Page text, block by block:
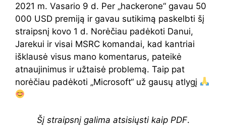
2021 m. Vasario 9 d. Per „hackerone“ gavau 50
000 USD premiją ir gavau sutikimą paskelbti šį
straipsnį kovo 1 d. Norėčiau padėkoti Danui,
Jarekui ir visai MSRC komandai, kad kantriai
išklausė visus mano komentarus, pateikė
atnaujinimus ir užtaisė problemą. Taip pat
norėčiau padėkoti „Microsoft“ už gausų atlygį
Šį straipsnį galima atsisiųsti kaip PDF.